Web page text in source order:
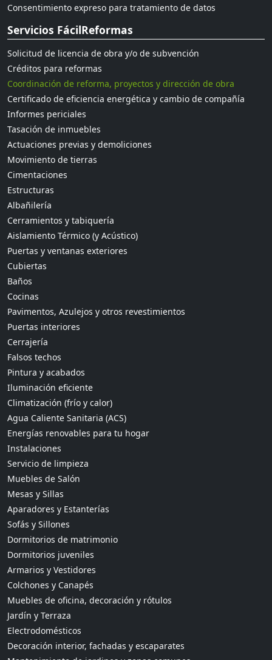
Consentimiento expreso para tratamiento de datos
Servicios FácilReformas
Solicitud de licencia de obra y/o de subvención
Créditos para reformas
Coordinación de reforma, proyectos y dirección de obra
Certificado de eficiencia energética y cambio de compañía
Informes periciales
Tasación de inmuebles
Actuaciones previas y demoliciones
Movimiento de tierras
Cimentaciones
Estructuras
Albañilería
Cerramientos y tabiquería
Aislamiento Térmico (y Acústico)
Puertas y ventanas exteriores
Cubiertas
Baños
Cocinas
Pavimentos, Azulejos y otros revestimientos
Puertas interiores
Cerrajería
Falsos techos
Pintura y acabados
Iluminación eficiente
Climatización (frío y calor)
Agua Caliente Sanitaria (ACS)
Energías renovables para tu hogar
Instalaciones
Servicio de limpieza
Muebles de Salón
Mesas y Sillas
Aparadores y Estanterías
Sofás y Sillones
Dormitorios de matrimonio
Dormitorios juveniles
Armarios y Vestidores
Colchones y Canapés
Muebles de oficina, decoración y rótulos
Jardín y Terraza
Electrodomésticos
Decoración interior, fachadas y escaparates